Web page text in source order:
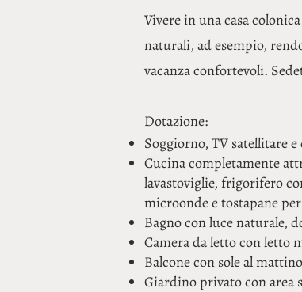
Vivere in una casa
naturali, ad esempio,
vacanza confortevoli.
Dotazione:
Soggiorno, TV satellitare
Cucina completamente
lavastoviglie, frigorifero
microonde e tostapane
Bagno con luce naturale,
Camera da letto con letto
Balcone con sole al mattino
Giardino privato con area